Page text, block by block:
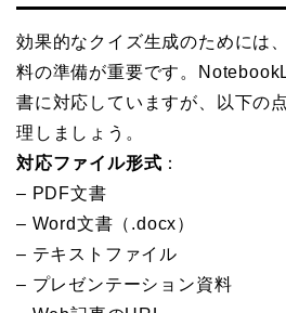
効果的なクイズ生成のためには
料の準備が重要です。
書に対応していますが、以下の
理しましょう。
対応ファイル形式 ：
– PDF文書
– Word文書（.docx）
– テキストファイル
– プレゼンテーション資料